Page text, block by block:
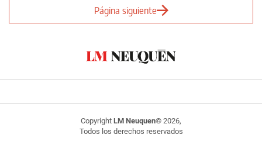
Página siguiente
Copyright LM Neuquen© 2026,
Todos los derechos reservados